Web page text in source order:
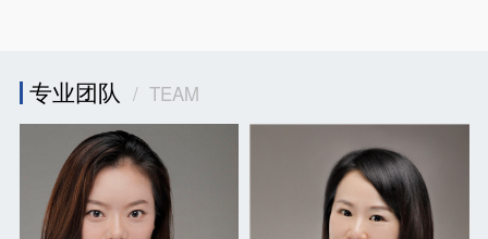
专业团队 / TEAM